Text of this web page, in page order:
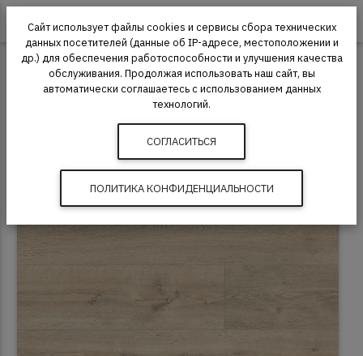
Пробковый пол Egger Egger Pro Comfort Large
Пробковый пол Egger Pro Comfort Large
EPC026 Дуб Кантон натуральный
Сайт использует файлы cookies и сервисы сбора технических
данных посетителей (данные об IP-адресе, местоположении и
др.) для обеспечения работоспособности и улучшения качества
обслуживания. Продолжая использовать наш сайт, вы
автоматически соглашаетесь с использованием данных
технологий.
СОГЛАСИТЬСЯ
ПОЛИТИКА КОНФИДЕНЦИАЛЬНОСТИ